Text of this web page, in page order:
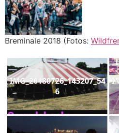
Breminale 2018 (Fotos:
IMG_20180726_143207_54
6